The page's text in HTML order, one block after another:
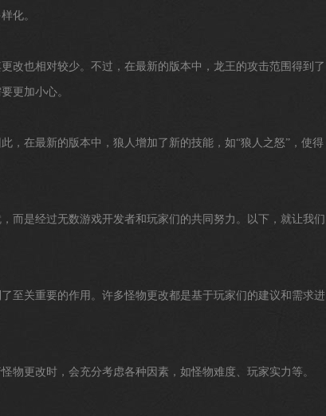
化。
改也相对较少。不过，在最新的版本中，龙王的攻击范围得到了
更加小心。
，在最新的版本中，狼人增加了新的技能，如“狼人之怒”，使得
而是经过无数游戏开发者和玩家们的共同努力。以下，就让我们
至关重要的作用。许多怪物更改都是基于玩家们的建议和需求进
物更改时，会充分考虑各种因素，如怪物难度、玩家实力等。